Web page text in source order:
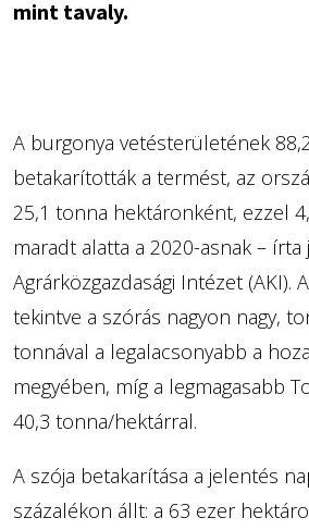
mint tavaly.
A burgonya vetésterületének
betakarították a termést, az
25,1 tonna hektáronként, ezzel
maradt alatta a 2020-asnak –
Agrárközgazdasági Intézet (AKI).
tekintve a szórás nagyon nagy,
tonnával a legalacsonyabb a
megyében, míg a legmagasabb
40,3 tonna/hektárral.
A szója betakarítása a jelentés
százalékon állt: a 63 ezer